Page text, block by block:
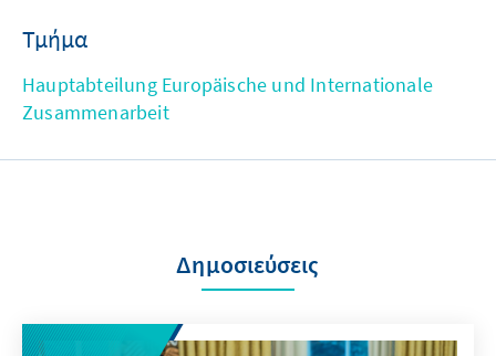
Τμήμα
Hauptabteilung Europäische und Internationale
Zusammenarbeit
Δημοσιεύσεις